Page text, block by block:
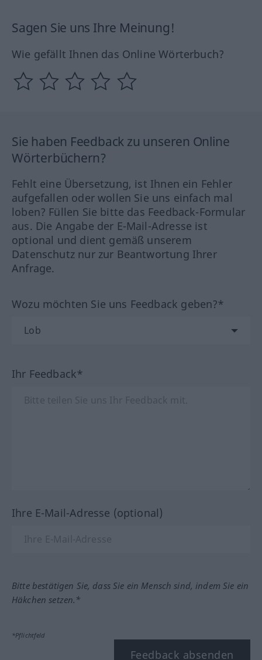
Sagen Sie uns Ihre Meinung!
Wie gefällt Ihnen das Online Wörterbuch?
Sie haben Feedback zu unseren Online
Wörterbüchern?
Fehlt eine Übersetzung, ist Ihnen ein Fehler
aufgefallen oder wollen Sie uns einfach mal
loben? Füllen Sie bitte das Feedback-Formular
aus. Die Angabe der E-Mail-Adresse ist
optional und dient gemäß unserem
Datenschutz nur zur Beantwortung Ihrer
Anfrage.
Wozu möchten Sie uns Feedback geben?*
Ihr Feedback*
Ihre E-Mail-Adresse (optional)
Bitte bestätigen Sie, dass Sie ein Mensch sind, indem Sie ein
Häkchen setzen.*
*Pflichtfeld
Feedback absenden